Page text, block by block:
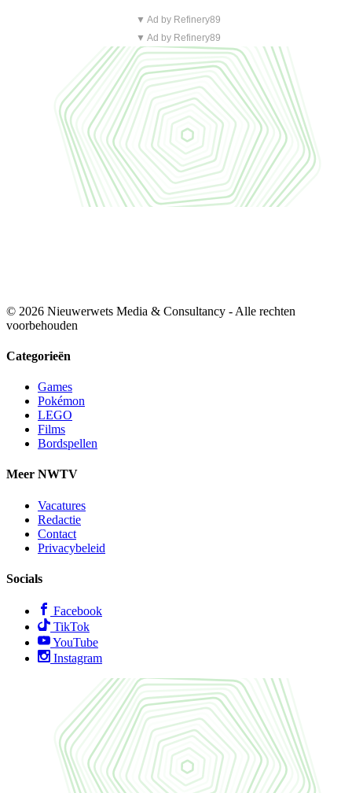
▼ Ad by Refinery89
▼ Ad by Refinery89
© 2026 Nieuwerwets Media & Consultancy - Alle rechten
voorbehouden
Categorieën
Games
Pokémon
LEGO
Films
Bordspellen
Meer NWTV
Vacatures
Redactie
Contact
Privacybeleid
Socials
Facebook
TikTok
YouTube
Instagram